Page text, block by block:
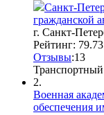
Санкт-
гражданской
г. Санкт-
Рейтинг: 79.73
Отзывы:13
Транспортный
2.
Военная
обеспечения